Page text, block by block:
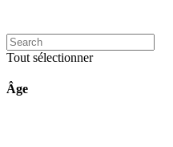
Tout sélectionner
Âge